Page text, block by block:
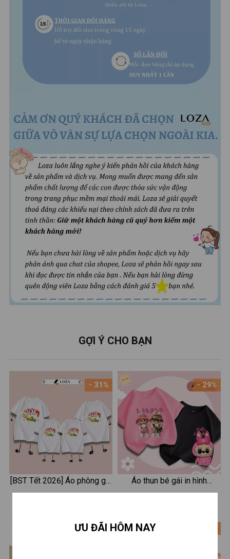
GỢI Ý CHO BẠN
- 31%
[BST Tết 2026] Áo phông gia
đình "Tết trong tôi là" - Áo
5 người - Loza GĐ3522
- 31%
- 29%
Áo thun bé gái in hình
Labubu - Mã CA004
ƯU ĐÃI HÔM NAY